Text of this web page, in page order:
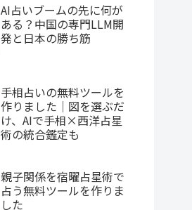
AI占いブームの先に何が
ある？中国の専門LLM開
発と日本の勝ち筋
手相占いの無料ツールを
作りました｜図を選ぶだ
け、AIで手相×西洋占星
術の統合鑑定も
親子関係を宿曜占星術で
占う無料ツールを作りま
した